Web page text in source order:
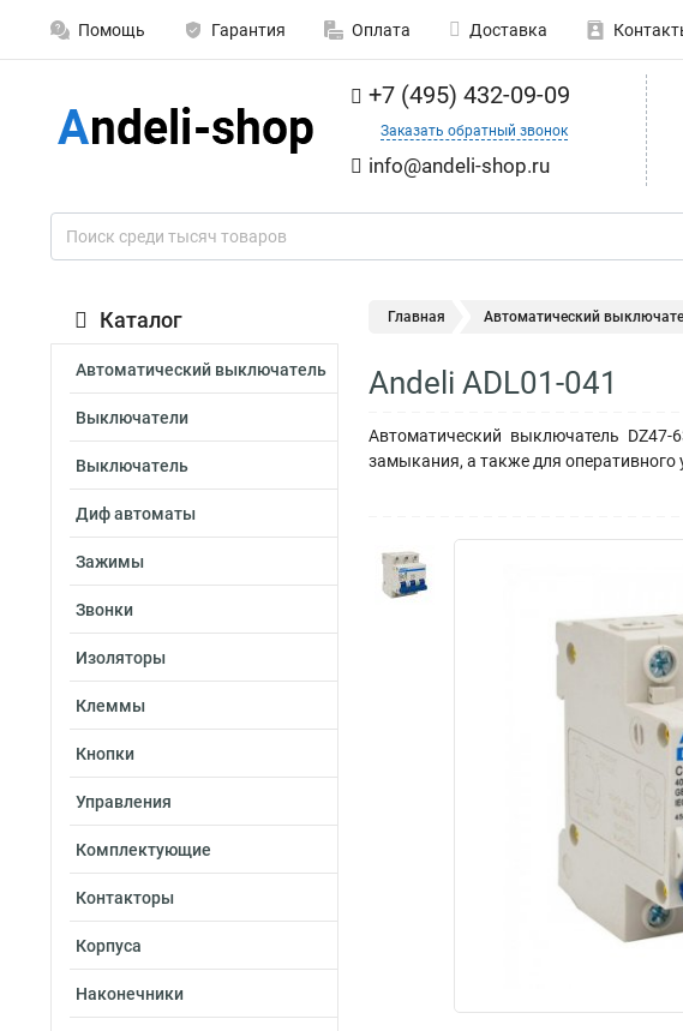
Помощь Гарантия Оплата Доставка
+7 (495) 432-09-09
Заказать обратный звонок
info@andeli-shop.ru
Каталог
Автоматический выключатель
Выключатели
Выключатель
Диф автоматы
Зажимы
Звонки
Изоляторы
Клеммы
Кнопки
Управления
Комплектующие
Контакторы
Корпуса
Наконечники
Главная Автоматический
Andeli ADL01-041
Автоматический выключатель
замыкания, а также для оперативного